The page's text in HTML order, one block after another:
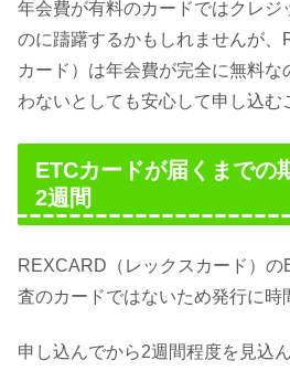
年会費が有料のカードではクレジ
のに躊躇するかもしれませんが、
カード）は年会費が完全に無料
わないとしても安心して申し込む
ETCカードが届くまでの
2週間
REXCARD（レックスカード）
査のカードではないため発行に時
申し込んでから2週間程度を見込